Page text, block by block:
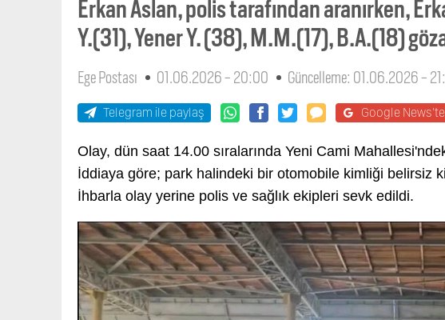
Erkan Aslan, polis tarafından aranırken,
Y.(31), Yener Y. (38), M.M.(17), B.A.(18)
Ege Postası 01.06.2026 - 20:00 Güncelleme: 01.06.2026 -
Telegram ile paylaş Google
Olay, dün saat 14.00 sıralarında Yeni Cami
İddiaya göre; park halindeki bir otomobile kimliği belirsiz
İhbarla olay yerine polis ve sağlık ekipleri sevk edildi.